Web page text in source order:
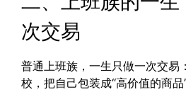
次交易
普通上班族，一生只做一次交易
校，把自己包装成“高价值的商